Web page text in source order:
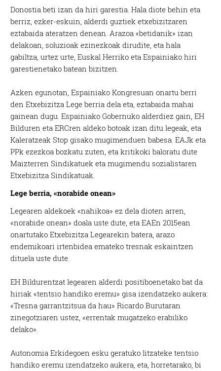
Donostia beti izan da hiri garestia. Hala diote behin eta
berriz, ezker-eskuin, alderdi guztiek etxebizitzaren
eztabaida ateratzen denean. Arazoa «betidanik» izan
delakoan, soluzioak ezinezkoak dirudite, eta hala
gabiltza, urtez urte, Euskal Herriko eta Espainiako hiri
garestienetako batean bizitzen.
Azken egunotan, Espainiako Kongresuan onartu berri
den Etxebizitza Lege berria dela eta, eztabaida mahai
gainean dugu. Espainiako Gobernuko alderdiez gain, EH
Bilduren eta ERCren aldeko botoak izan ditu legeak, eta
Kaleratzeak Stop gisako mugimenduen babesa. EAJk eta
PPk ezezkoa bozkatu zuten, eta kritikoki baloratu dute
Maizterren Sindikatuek eta mugimendu sozialistaren
Etxebizitza Sindikatuak.
Lege berria, «norabide onean»
Legearen aldekoek «nahikoa» ez dela dioten arren,
«norabide onean» doala uste dute, eta EAEn 2015ean
onartutako Etxebizitza Legearekin batera, arazo
endemikoari irtenbidea emateko tresnak eskaintzen
dituela uste dute.
EH Bildurentzat legearen alderdi positiboenetako bat da
hiriak «tentsio handiko eremu» gisa izendatzeko aukera:
«Tresna garrantzitsua da hau» Ricardo Burutaran
zinegotziaren ustez, «errentak mugatzeko erabiliko
delako».
Autonomia Erkidegoen esku geratuko litzateke tentsio
handiko eremu izendatzeko aukera, eta, horretarako, bi